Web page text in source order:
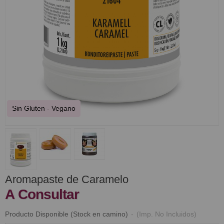
Sin Gluten - Vegano
Aromapaste de Caramelo
A Consultar
Producto Disponible (Stock en camino) - (Imp. No Incluidos)